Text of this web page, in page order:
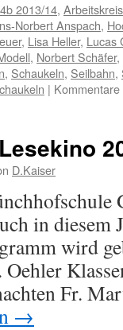
4b 2013/14, Arbeitskreis
Norbert Anspach,
, Lisa Heller, Lucas
, Norbert Schäfer,
, Schaukeln, Seilbahn,
|
D.Kaiser
in diesem
wird
Oehler
Fr.
→